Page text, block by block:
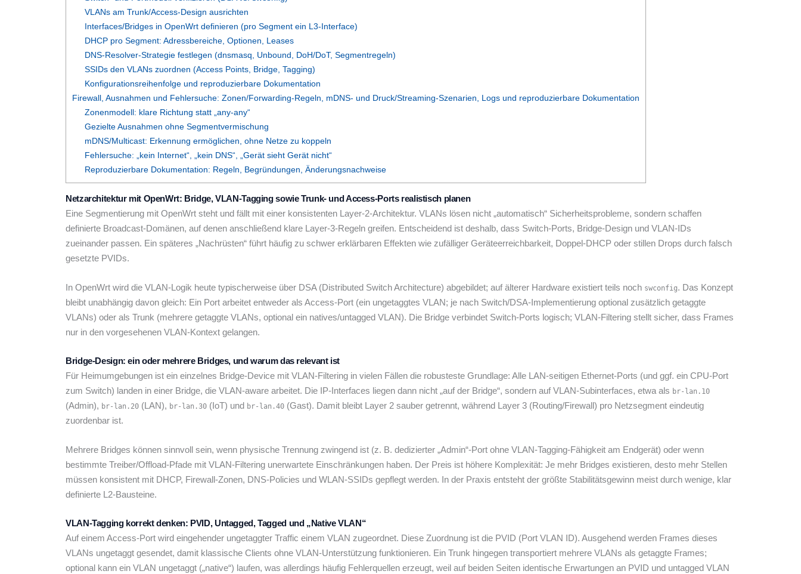
VLANs am Trunk/Access-Design ausrichten
Interfaces/Bridges in OpenWrt definieren (pro Segment ein L3-Interface)
DHCP pro Segment: Adressbereiche, Optionen, Leases
DNS-Resolver-Strategie festlegen (dnsmasq, Unbound, DoH/DoT, Segmentregeln)
SSIDs den VLANs zuordnen (Access Points, Bridge, Tagging)
Konfigurationsreihenfolge und reproduzierbare Dokumentation
Firewall, Ausnahmen und Fehlersuche: Zonen/Forwarding-Regeln, mDNS- und Druck/Streaming-Szenarien, Logs und reproduzierbare Dokumentation
Zonenmodell: klare Richtung statt „any-any“
Gezielte Ausnahmen ohne Segmentvermischung
mDNS/Multicast: Erkennung ermöglichen, ohne Netze zu koppeln
Fehlersuche: „kein Internet“, „kein DNS“, „Gerät sieht Gerät nicht“
Reproduzierbare Dokumentation: Regeln, Begründungen, Änderungsnachweise
Netzarchitektur mit OpenWrt: Bridge, VLAN-Tagging sowie Trunk- und Access-Ports realistisch planen
Eine Segmentierung mit OpenWrt steht und fällt mit einer konsistenten Layer-2-Architektur. VLANs lösen nicht „automatisch“ Sicherheitsprobleme, sondern schaffen
definierte Broadcast-Domänen, auf denen anschließend klare Layer-3-Regeln greifen. Entscheidend ist deshalb, dass Switch-Ports, Bridge-Design und VLAN-IDs
zueinander passen. Ein späteres „Nachrüsten“ führt häufig zu schwer erklärbaren Effekten wie zufälliger Geräteerreichbarkeit, Doppel-DHCP oder stillen Drops durch falsch
gesetzte PVIDs.
In OpenWrt wird die VLAN-Logik heute typischerweise über DSA (Distributed Switch Architecture) abgebildet; auf älterer Hardware existiert teils noch swconfig. Das Konzept
bleibt unabhängig davon gleich: Ein Port arbeitet entweder als Access-Port (ein ungetaggtes VLAN; je nach Switch/DSA-Implementierung optional zusätzlich getaggte
VLANs) oder als Trunk (mehrere getaggte VLANs, optional ein natives/untagged VLAN). Die Bridge verbindet Switch-Ports logisch; VLAN-Filtering stellt sicher, dass Frames
nur in den vorgesehenen VLAN-Kontext gelangen.
Bridge-Design: ein oder mehrere Bridges, und warum das relevant ist
Für Heimumgebungen ist ein einzelnes Bridge-Device mit VLAN-Filtering in vielen Fällen die robusteste Grundlage: Alle LAN-seitigen Ethernet-Ports (und ggf. ein CPU-Port
zum Switch) landen in einer Bridge, die VLAN-aware arbeitet. Die IP-Interfaces liegen dann nicht „auf der Bridge“, sondern auf VLAN-Subinterfaces, etwa als br-lan.10
(Admin), br-lan.20 (LAN), br-lan.30 (IoT) und br-lan.40 (Gast). Damit bleibt Layer 2 sauber getrennt, während Layer 3 (Routing/Firewall) pro Netzsegment eindeutig
zuordenbar ist.
Mehrere Bridges können sinnvoll sein, wenn physische Trennung zwingend ist (z. B. dedizierter „Admin“-Port ohne VLAN-Tagging-Fähigkeit am Endgerät) oder wenn
bestimmte Treiber/Offload-Pfade mit VLAN-Filtering unerwartete Einschränkungen haben. Der Preis ist höhere Komplexität: Je mehr Bridges existieren, desto mehr Stellen
müssen konsistent mit DHCP, Firewall-Zonen, DNS-Policies und WLAN-SSIDs gepflegt werden. In der Praxis entsteht der größte Stabilitätsgewinn meist durch wenige, klar
definierte L2-Bausteine.
VLAN-Tagging korrekt denken: PVID, Untagged, Tagged und „Native VLAN“
Auf einem Access-Port wird eingehender ungetaggter Traffic einem VLAN zugeordnet. Diese Zuordnung ist die PVID (Port VLAN ID). Ausgehend werden Frames dieses
VLANs ungetaggt gesendet, damit klassische Clients ohne VLAN-Unterstützung funktionieren. Ein Trunk hingegen transportiert mehrere VLANs als getaggte Frames;
optional kann ein VLAN ungetaggt („native“) laufen, was allerdings häufig Fehlerquellen erzeugt, weil auf beiden Seiten identische Erwartungen an PVID und untagged VLAN